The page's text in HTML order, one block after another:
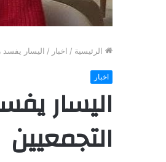
الرئيسية / اخبار / اليسار يفسد
اخبار
اليسار
التجمعيين